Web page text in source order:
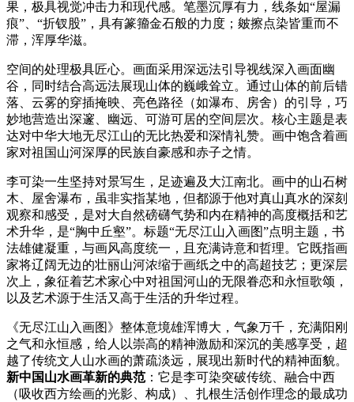
果，极具视觉冲击力和现代感。笔墨沉厚有力，线条如“屋漏
痕”、“折钗股”，具有篆籀金石般的力度；皴擦点染皆重而不
滞，浑厚华滋。
空间的处理极具匠心。画面采用深远法引导视线深入画面幽
谷，同时结合高远法展现山体的巍峨耸立。通过山体的前后错
落、云雾的穿插掩映、亮色路径（如瀑布、房舍）的引导，巧
妙地营造出‌深邃、幽远、可游可居的空间层次‌。核心主题是表
达对中华大地无尽江山的无比热爱和深情礼赞。画中饱含着画
家对祖国山河深厚的‌民族自豪感和赤子之情‌。
李可染一生坚持对景写生，足迹遍及大江南北。画中的山石树
木、屋舍瀑布，虽非实指某地，但都源于他对真山真水的深刻
观察和感受，是对大自然磅礴气势和内在精神的高度概括和艺
术升华，是“胸中丘壑”。标题“无尽江山入画图”点明主题，书
法雄健凝重，与画风高度统一，且充满诗意和哲理。它既指画
家将辽阔无边的壮丽山河浓缩于画纸之中的高超技艺；更深层
次上，象征着艺术家心中对祖国河山的无限眷恋和永恒歌颂，
以及艺术源于生活又高于生活的升华过程。
《无尽江山入画图》整体意境雄浑博大，气象万千，充满阳刚
之气和永恒感，给人以崇高的精神激励和深沉的美感享受，超
越了传统文人山水画的萧疏淡远，展现出新时代的精神面貌。‌
新中国山水画革新的典范：‌它是李可染突破传统、融合中西
（吸收西方绘画的光影、构成）、扎根生活创作理念的最成功